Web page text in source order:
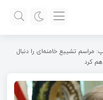
مراسم تشییع خامنه‌ای را دنبال
کرد